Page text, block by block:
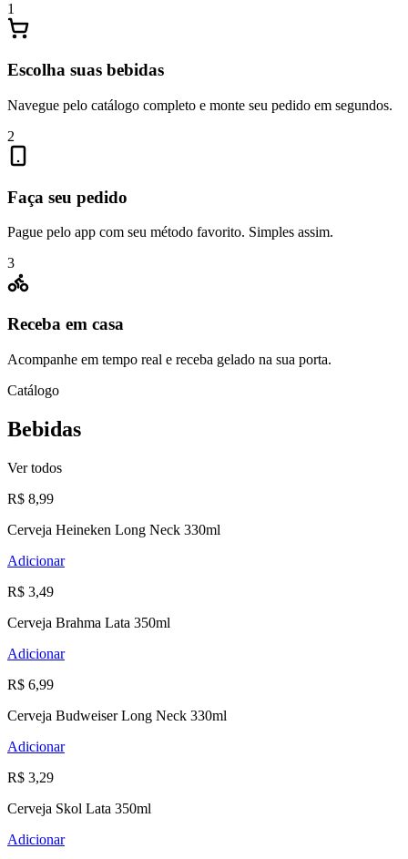
1
Escolha suas bebidas
Navegue pelo catálogo completo e monte seu pedido em segundos.
2
Faça seu pedido
Pague pelo app com seu método favorito. Simples assim.
3
Receba em casa
Acompanhe em tempo real e receba gelado na sua porta.
Catálogo
Bebidas
Ver todos
R$ 8,99
Cerveja Heineken Long Neck 330ml
Adicionar
R$ 3,49
Cerveja Brahma Lata 350ml
Adicionar
R$ 6,99
Cerveja Budweiser Long Neck 330ml
Adicionar
R$ 3,29
Cerveja Skol Lata 350ml
Adicionar